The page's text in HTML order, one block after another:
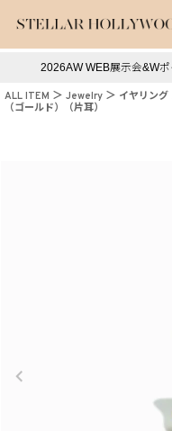
#スタッフイチ押し（通勤パールアク
2026AW WEB展示会&W
ALL ITEM Jewelry イヤリング
（ゴールド）（片耳）